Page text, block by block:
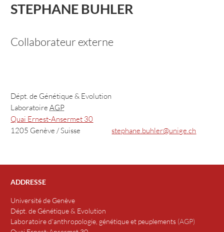
STEPHANE BUHLER
Collaborateur externe
Dépt. de Génétique & Evolution
LaboratoireAGP
Quai Ernest-Ansermet 30
1205 Genève / Suisse
stephane.buhler@unige.ch
ADDRESSE
Université de Genève
Dépt. de Génétique & Evolution
Laboratoire d'anthropologie, génétique et peuplements (AGP)